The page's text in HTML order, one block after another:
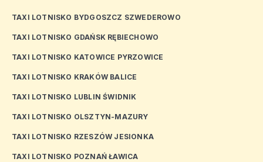
TAXI LOTNISKO BYDGOSZCZ SZWEDEROWO
TAXI LOTNISKO GDAŃSK RĘBIECHOWO
TAXI LOTNISKO KATOWICE PYRZOWICE
TAXI LOTNISKO KRAKÓW BALICE
TAXI LOTNISKO LUBLIN ŚWIDNIK
TAXI LOTNISKO OLSZTYN-MAZURY
TAXI LOTNISKO RZESZÓW JESIONKA
TAXI LOTNISKO POZNAŃ ŁAWICA